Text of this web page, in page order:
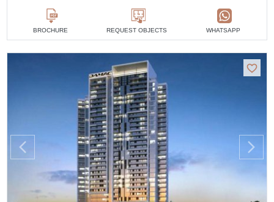
BROCHURE REQUEST OBJECTS WHATSAPP